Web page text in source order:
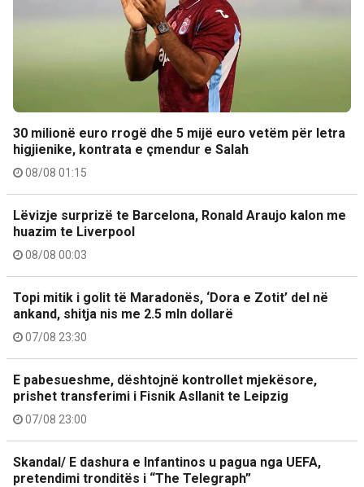
30 milionë euro rrogë dhe 5 mijë euro vetëm për letra
higjienike, kontrata e çmendur e Salah
08/08 01:15
Lëvizje surprizë te Barcelona, Ronald Araujo kalon me
huazim te Liverpool
08/08 00:03
Topi mitik i golit të Maradonës, ‘Dora e Zotit’ del në
ankand, shitja nis me 2.5 mln dollarë
07/08 23:30
E pabesueshme, dështojnë kontrollet mjekësore,
prishet transferimi i Fisnik Asllanit te Leipzig
07/08 23:00
Skandal/ E dashura e Infantinos u pagua nga UEFA,
pretendimi tronditës i “The Telegraph”